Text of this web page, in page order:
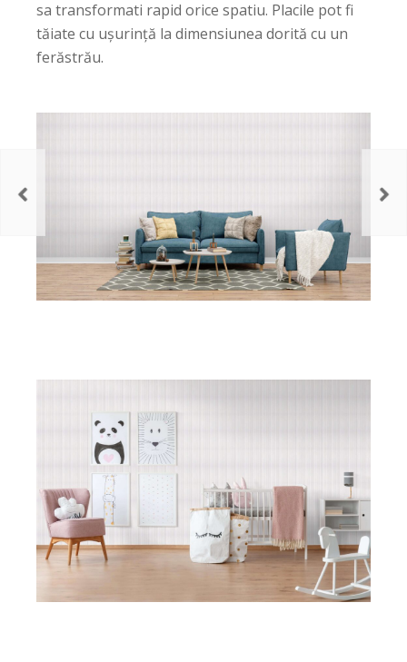
sa transformati rapid orice spatiu. Placile pot fi
tăiate cu ușurință la dimensiunea dorită cu un
ferăstrău.